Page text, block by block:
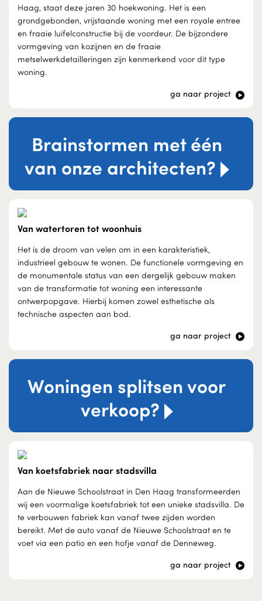
Haag, staat deze jaren 30 hoekwoning. Het is een
grondgebonden, vrijstaande woning met een royale entree
en fraaie luifelconstructie bij de voordeur. De bijzondere
vormgeving van kozijnen en de fraaie
metselwerkdetailleringen zijn kenmerkend voor dit type
woning.
ga naar project
Brainstormen met één
van onze architecten?
Van watertoren tot woonhuis
Het is de droom van velen om in een karakteristiek,
industrieel gebouw te wonen. De functionele vormgeving en
de monumentale status van een dergelijk gebouw maken
van de transformatie tot woning een interessante
ontwerpopgave. Hierbij komen zowel esthetische als
technische aspecten aan bod.
ga naar project
Woningen splitsen voor
verkoop?
Van koetsfabriek naar stadsvilla
Aan de Nieuwe Schoolstraat in Den Haag transformeerden
wij een voormalige koetsfabriek tot een unieke stadsvilla. De
te verbouwen fabriek kan vanaf twee zijden worden
bereikt. Met de auto vanaf de Nieuwe Schoolstraat en te
voet via een patio en een hofje vanaf de Denneweg.
ga naar project